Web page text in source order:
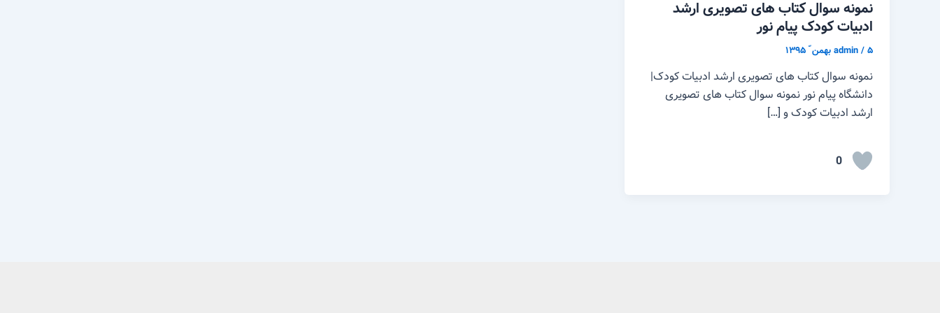
نمونه سوال کتاب های تصویری ارشد
ادبیات کودک پیام نور
admin/۵ بهمن ّ ۱۳۹۵
نمونه سوال کتاب های تصویری ارشد ادبیات کودک|
دانشگاه پیام نور نمونه سوال کتاب های تصویری
ارشد ادبیات کودک و […]
0